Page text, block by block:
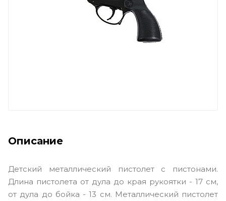
Описание
Детский металлический пистолет с пистонами.
Длина пистолета от дула до края рукоятки - 17 см,
от дула до бойка - 13 см. Металлический пистолет